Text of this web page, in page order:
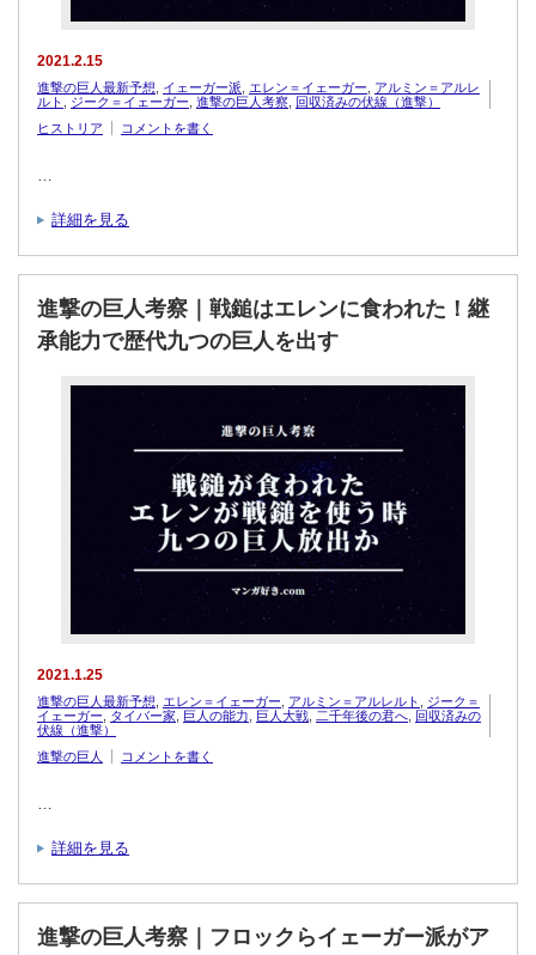
2021.2.15
進撃の巨人最新予想, イェーガー派, エレン＝イェーガー, アルミン＝アルレ
ルト , ジーク＝イェーガー, 進撃の巨人考察, 回収済みの伏線（進撃）
ヒストリア
コメントを書く
…
詳細を見る
進撃の巨人考察｜戦鎚はエレンに食われた！継
承能力で歴代九つの巨人を出す
2021.1.25
進撃の巨人最新予想 エレン＝イェーガー アルミン＝アルレルト
ジーク＝
イェーガー
タイバー家 巨人の能力 巨人大戦 二千年後の君へ 回収済みの
伏線（進撃）
進撃の巨人
コメントを書く
詳細を見る
進撃の巨人考察｜フロックらイェーガー派がア